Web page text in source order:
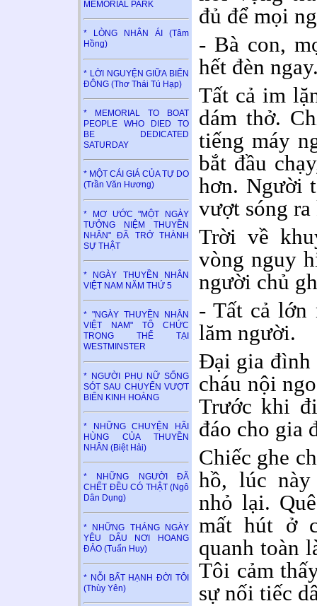
MEMORIAL PARK
* LÒNG NHÂN ÁI (Tâm
Hồng)
* LỜI NGUYỆN GIỮA BIỂN
ĐÔNG (Thơ Thái Tú Hạp)
* MEMORIAL TO BOAT
PEOPLE WHO DIED TO
BE DEDICATED
SATURDAY
* MỘT CÁI GIÁ CỦA TỰ DO
(Trần Văn Hương)
* MƠ ƯỚC "MỘT NGÀY
TƯỞNG NIỆM THUYỀN
NHÂN" ĐÃ TRỞ THÀNH
SỰ THẬT
* NGÀY THUYỀN NHÂN
VIỆT NAM NĂM THỨ 5
* "NGÀY THUYỀN NHÂN
VIỆT NAM" TỔ CHỨC
TRỌNG THỂ TẠI
WESTMINSTER
* NGƯỜI PHỤ NỮ SỐNG
SÓT SAU CHUYẾN VƯỢT
BIỂN KINH HOÀNG
* NHỮNG CHUYỆN HÃI
HÙNG CỦA THUYỀN
NHÂN (Biệt Hải)
* NHỮNG NGƯỜI ĐÃ
CHẾT ĐỀU CÓ THẬT (Ngô
Dân Dụng)
* NHỮNG THÁNG NGÀY
YÊU DẤU NƠI HOANG
ĐẢO (Tuấn Huy)
* NỖI BẤT HẠNH ĐỜI TÔI
(Thùy Yên)
đủ để mọi
- Bà con,
hết đèn
Tất cả im
dám thở.
tiếng máy
bắt đầu
hơn. Người
vượt sóng
Trời về
vòng nguy
người chủ
- Tất cả lớn
lăm người.
Đại gia đình
cháu nội
Trước khi
đáo cho gia
Chiếc ghe
hồ, lúc
nhỏ lại.
mất hút ở
quanh toàn
Tôi cảm
sự nối tiếc